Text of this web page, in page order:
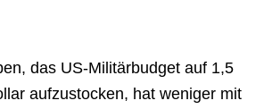
das US-Militärbudget auf 1,5
aufzustocken, hat weniger mit